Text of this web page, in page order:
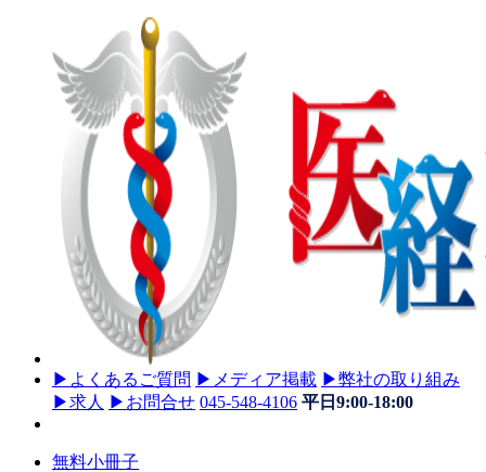
▶ よくあるご質問 ▶ メディア掲載 ▶弊社の取り組み
▶求人 ▶ お問合せ 045-548-4106 平日9:00-18:00
無料小冊子